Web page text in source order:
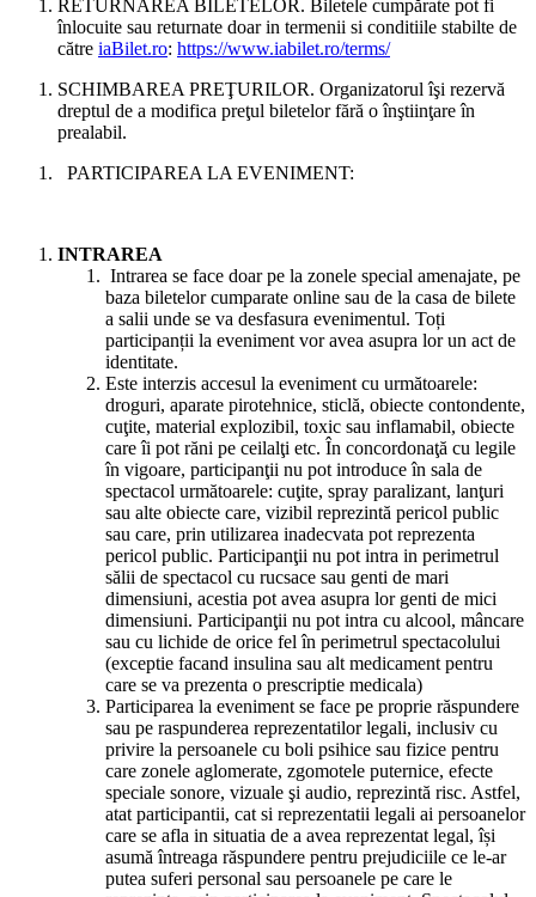
RETURNAREA BILETELOR. Biletele cumpărate pot fi
înlocuite sau returnate doar in termenii si conditiile stabilte de
către iaBilet.ro: https://www.iabilet.ro/terms/
SCHIMBAREA PREŢURILOR. Organizatorul îşi rezervă
dreptul de a modifica preţul biletelor fără o înştiinţare în
prealabil.
PARTICIPAREA LA EVENIMENT:
INTRAREA
Intrarea se face doar pe la zonele special amenajate, pe
baza biletelor cumparate online sau de la casa de bilete
a salii unde se va desfasura evenimentul. Toți
participanții la eveniment vor avea asupra lor un act de
identitate.
Este interzis accesul la eveniment cu următoarele:
droguri, aparate pirotehnice, sticlă, obiecte contondente,
cuţite, material explozibil, toxic sau inflamabil, obiecte
care îi pot răni pe ceilalţi etc. În concordonaţă cu legile
în vigoare, participanţii nu pot introduce în sala de
spectacol următoarele: cuţite, spray paralizant, lanţuri
sau alte obiecte care, vizibil reprezintă pericol public
sau care, prin utilizarea inadecvata pot reprezenta
pericol public. Participanţii nu pot intra in perimetrul
sălii de spectacol cu rucsace sau genti de mari
dimensiuni, acestia pot avea asupra lor genti de mici
dimensiuni. Participanţii nu pot intra cu alcool, mâncare
sau cu lichide de orice fel în perimetrul spectacolului
(exceptie facand insulina sau alt medicament pentru
care se va prezenta o prescriptie medicala)
Participarea la eveniment se face pe proprie răspundere
sau pe raspunderea reprezentatilor legali, inclusiv cu
privire la persoanele cu boli psihice sau fizice pentru
care zonele aglomerate, zgomotele puternice, efecte
speciale sonore, vizuale şi audio, reprezintă risc. Astfel,
atat participantii, cat si reprezentatii legali ai persoanelor
care se afla in situatia de a avea reprezentat legal, își
asumă întreaga răspundere pentru prejudiciile ce le-ar
putea suferi personal sau persoanele pe care le